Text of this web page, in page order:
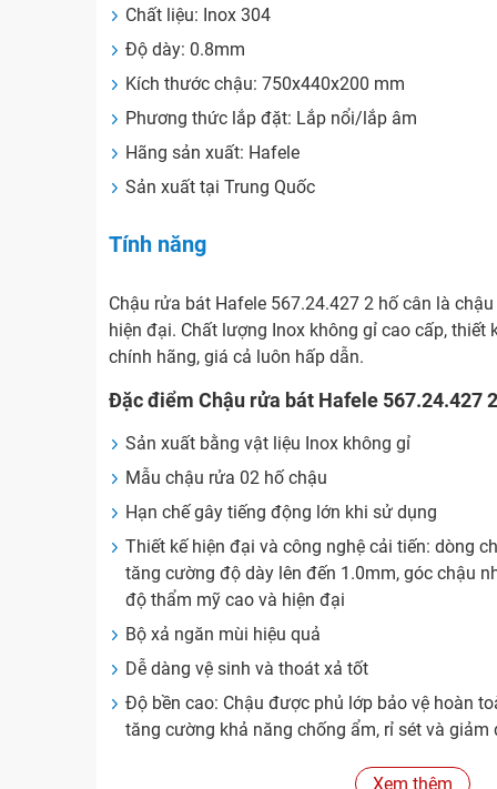
Chất liệu: Inox 304
Độ dày: 0.8mm
Kích thước chậu: 750x440x200 mm
Phương thức lắp đặt: Lắp nổi/lắp âm
Hãng sản xuất: Hafele
Sản xuất tại Trung Quốc
Tính năng
Chậu rửa bát Hafele 567.24.427 2 hố cân là
hiện đại. Chất lượng Inox không gỉ cao cấp, thiết
chính hãng, giá cả luôn hấp dẫn.
Đặc điểm Chậu rửa bát Hafele 567.24.427
Sản xuất bằng vật liệu Inox không gỉ
Mẫu chậu rửa 02 hố chậu
Hạn chế gây tiếng động lớn khi sử dụng
Thiết kế hiện đại và công nghệ cải tiến: dòng
tăng cường độ dày lên đến 1.0mm, góc chậu
độ thẩm mỹ cao và hiện đại
Bộ xả ngăn mùi hiệu quả
Dễ dàng vệ sinh và thoát xả tốt
Độ bền cao: Chậu được phủ lớp bảo vệ hoàn
tăng cường khả năng chống ẩm, rỉ sét và giảm
So sánh với sản phẩm cùng loạiXem thêm